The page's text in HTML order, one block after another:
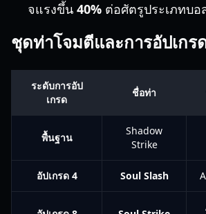
จแรงขึ้น 40% ต่อศัตรูประเภทบอ
ชุดท่าโจมตีและการอัปเกร
ระดับการอัป
เกรด
ชื่อท่า
พื้นฐาน
Shadow
Strike
อัปเกรด 4 Soul Slash